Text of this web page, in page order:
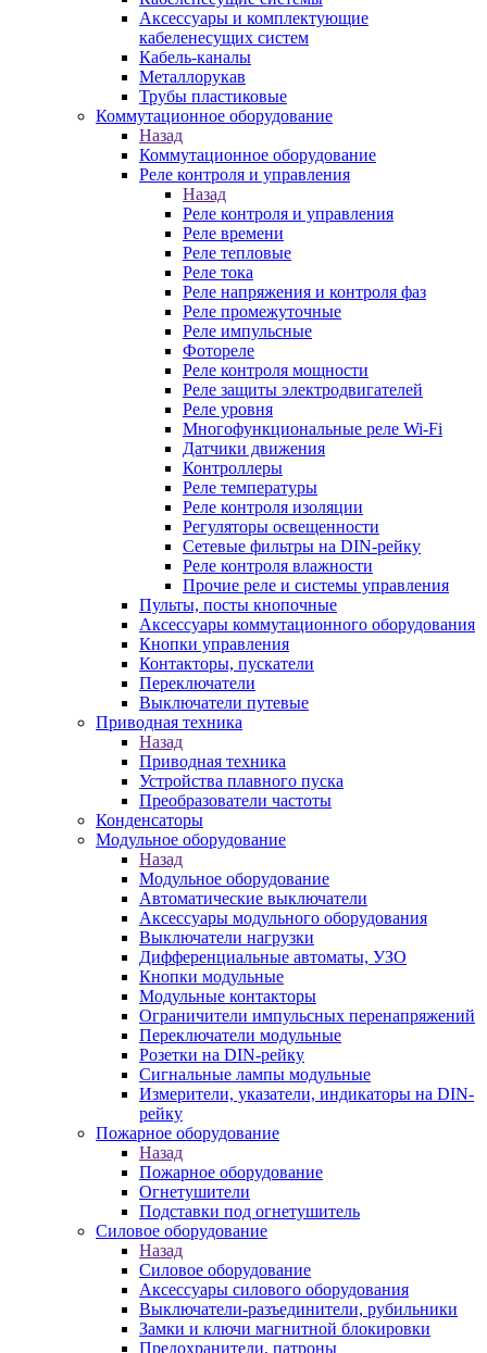
Аксессуары и комплектующие
кабеленесущих систем
Кабель-каналы
Металлорукав
Трубы пластиковые
Коммутационное оборудование
Назад
Коммутационное оборудование
Реле контроля и управления
Назад
Реле контроля и управления
Реле времени
Реле тепловые
Реле тока
Реле напряжения и контроля фаз
Реле промежуточные
Реле импульсные
Фотореле
Реле контроля мощности
Реле защиты электродвигателей
Реле уровня
Многофункциональные реле Wi-Fi
Датчики движения
Контроллеры
Реле температуры
Реле контроля изоляции
Регуляторы освещенности
Сетевые фильтры на DIN-рейку
Реле контроля влажности
Прочие реле и системы управления
Пульты, посты кнопочные
Аксессуары коммутационного оборудования
Кнопки управления
Контакторы, пускатели
Переключатели
Выключатели путевые
Приводная техника
Назад
Приводная техника
Устройства плавного пуска
Преобразователи частоты
Конденсаторы
Модульное оборудование
Назад
Модульное оборудование
Автоматические выключатели
Аксессуары модульного оборудования
Выключатели нагрузки
Дифференциальные автоматы, УЗО
Кнопки модульные
Модульные контакторы
Ограничители импульсных перенапряжений
Переключатели модульные
Розетки на DIN-рейку
Сигнальные лампы модульные
Измерители, указатели, индикаторы на DIN-
рейку
Пожарное оборудование
Назад
Пожарное оборудование
Огнетушители
Подставки под огнетушитель
Силовое оборудование
Назад
Силовое оборудование
Аксессуары силового оборудования
Выключатели-разъединители, рубильники
Замки и ключи магнитной блокировки
Предохранители, патроны